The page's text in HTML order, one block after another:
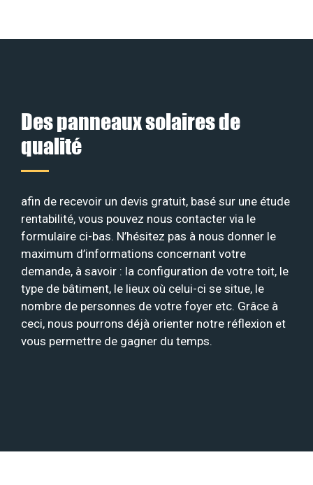
Des panneaux solaires de
qualité
afin de recevoir un devis gratuit, basé sur une étude
rentabilité, vous pouvez nous contacter via le
formulaire ci-bas. N’hésitez pas à nous donner le
maximum d’informations concernant votre
demande, à savoir : la configuration de votre toit, le
type de bâtiment, le lieux où celui-ci se situe, le
nombre de personnes de votre foyer etc. Grâce à
ceci, nous pourrons déjà orienter notre réflexion et
vous permettre de gagner du temps.